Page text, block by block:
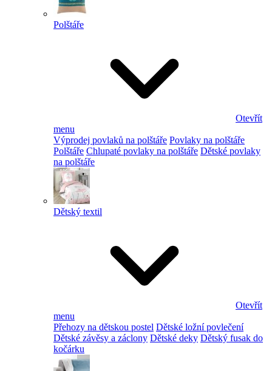
Polštáře
Otevřít
menu
Výprodej povlaků na polštáře Povlaky na polštáře
Polštáře Chlupaté povlaky na polštáře Dětské povlaky
na polštáře
Dětský textil
Otevřít
menu
Přehozy na dětskou postel Dětské ložní povlečení
Dětské závěsy a záclony Dětské deky Dětský fusak do
kočárku